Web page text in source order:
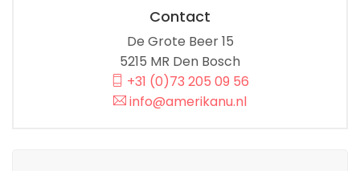
Contact
De Grote Beer 15
5215 MR Den Bosch
+31 (0)73 205 09 56
info@amerikanu.nl